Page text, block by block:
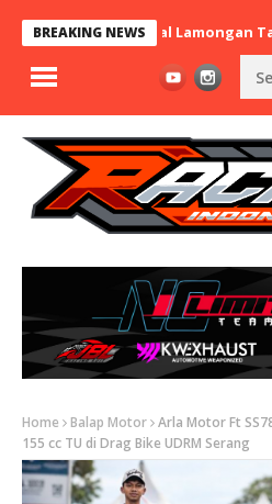
BREAKING NEWS
x BaraBere Asal Lamongan
Home Balap Motor Arla Motor Ft
155 cc TU di Drag Bike UDRM Serang